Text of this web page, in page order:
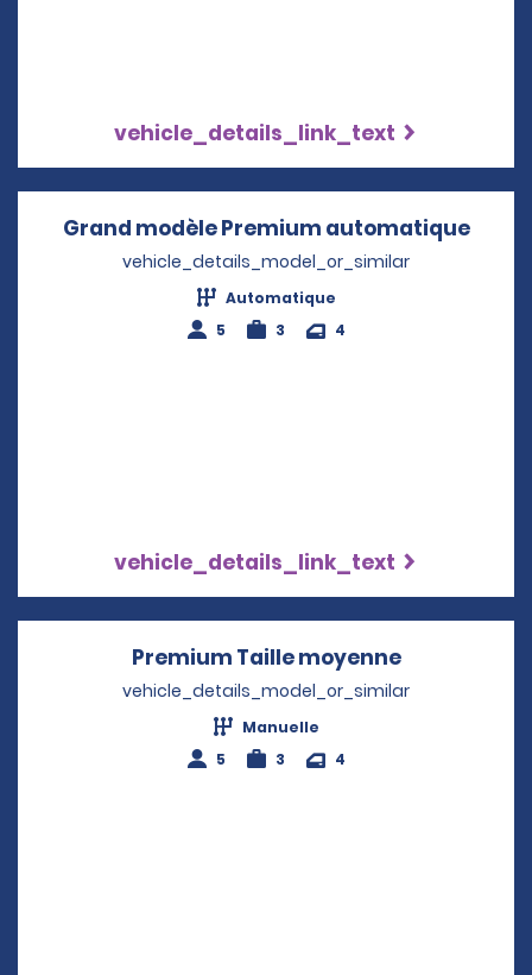
vehicle_details_link_text
Grand modèle Premium automatique
vehicle_details_model_or_similar
Automatique
5
3 4
vehicle_details_link_text
Premium Taille moyenneOpens in a
vehicle_details_model_or_similar
Manuelle
5
3 4